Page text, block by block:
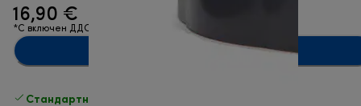
16,90 €
*С включен ДДС
Добавяне в количката
Стандартна безплатна доставка